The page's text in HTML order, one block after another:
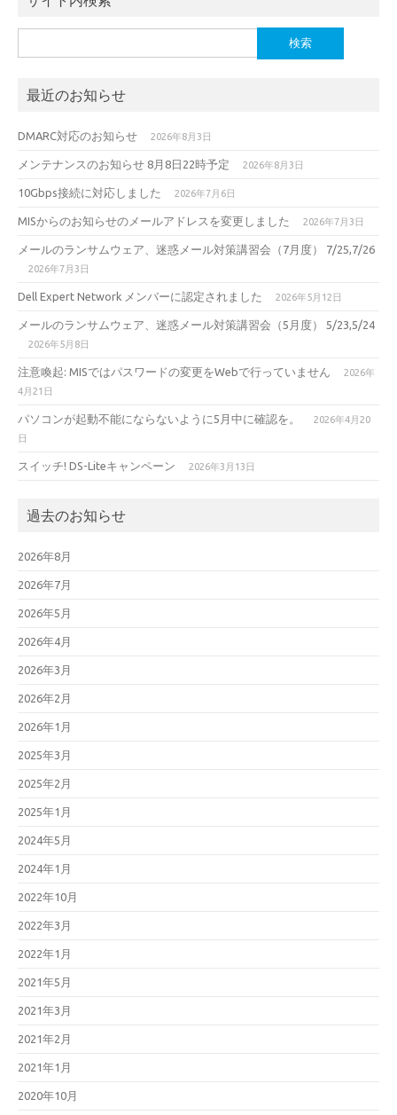
索:
最近のお知らせ
DMARC対応のお知らせ 2026年8月3日
メンテナンスのお知らせ 8月8日22時予定 2026年8月3日
10Gbps接続に対応しました 2026年7月6日
MISからのお知らせのメールアドレスを変更しました 2026年7月3日
メールのランサムウェア、迷惑メール対策講習会（7月度） 7/25,7/26
2026年7月3日
Dell Expert Network メンバーに認定されました 2026年5月12日
メールのランサムウェア、迷惑メール対策講習会（5月度） 5/23,5/24
2026年5月8日
注意喚起: MISではパスワードの変更をWebで行っていません
2026年
4月21日
パソコンが起動不能にならないように5月中に確認を。
2026年4月20
日
スイッチ! DS-Liteキャンペーン 2026年3月13日
過去のお知らせ
2026年8月
2026年7月
2026年5月
2026年4月
2026年3月
2026年2月
2026年1月
2025年3月
2025年2月
2025年1月
2024年5月
2024年1月
2022年10月
2022年3月
2022年1月
2021年5月
2021年3月
2021年2月
2021年1月
2020年10月